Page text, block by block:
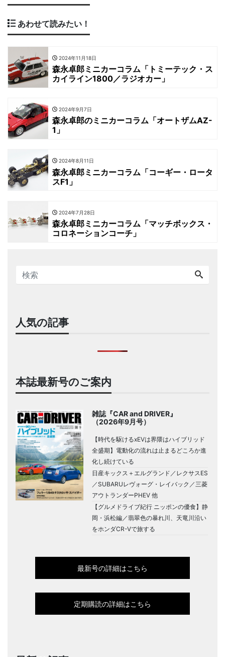
あわせて読みたい！
2024年11月18日
森永卓郎ミニカーコラム「トミーテック・ス
カイライン1800／ラジオカー」
2024年9月7日
森永卓郎のミニカーコラム「オートザムAZ-
1」
2024年8月11日
森永卓郎ミニカーコラム「コーギー・ロータ
スF1」
2024年7月28日
森永卓郎ミニカーコラム「マッチボックス・
コロネーションコーチ」
人気の記事
本誌最新号のご案内
雑誌『CAR and DRIVER』
（2026年9月号）
【時代を駆けるxEVは界隈はハイブリッド
全盛期】電動化の流れは止まるどころか進
化し続けている
日産キックス＋エルグランド／レクサスES
／SUBARUレヴォーグ・レイバック／三菱
アウトランダーPHEV 他
【グルメドライブ紀行 ニッポンの優食】静
岡・浜松編／翡翠色の暴れ川、天竜川沿い
をホンダCR-Vで旅する
最新号の詳細はこちら
定期購読の詳細はこちら